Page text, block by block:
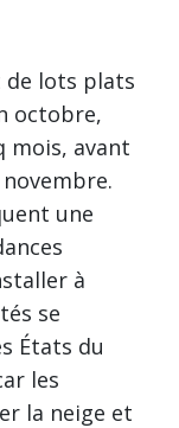
lots plats
octobre,
mois, avant
une
à
se
États du
les
la neige et